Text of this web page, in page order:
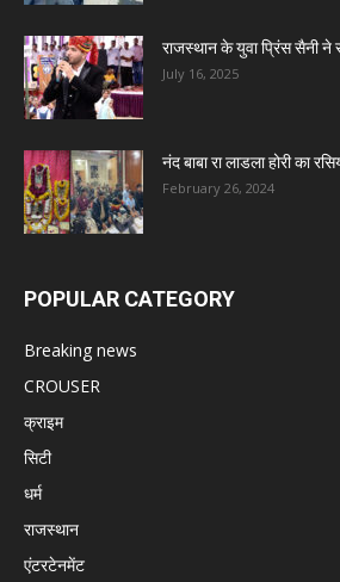
राजस्थान के युवा प्रिंस सैनी ने
July 16, 2025
नंद बाबा रा लाडला होरी का
February 26, 2024
POPULAR CATEGORY
Breaking news
CROUSER
क्राइम
सिटी
धर्म
राजस्थान
एंटरटेनमेंट